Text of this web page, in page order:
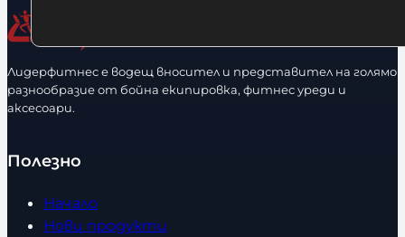
Лидерфитнес е водещ вносител и представител на голямо
разнообразие от бойна екипировка, фитнес уреди и
аксесоари.
Полезно
Начало
Нови продукти